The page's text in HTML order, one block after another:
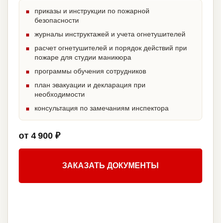
приказы и инструкции по пожарной
безопасности
журналы инструктажей и учета огнетушителей
расчет огнетушителей и порядок действий при
пожаре для студии маникюра
программы обучения сотрудников
план эвакуации и декларация при
необходимости
консультация по замечаниям инспектора
от 4 900 ₽
ЗАКАЗАТЬ ДОКУМЕНТЫ